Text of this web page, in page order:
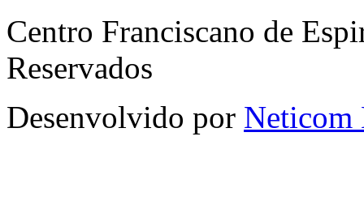
Centro Franciscano de
Reservados
Desenvolvido por Neticom